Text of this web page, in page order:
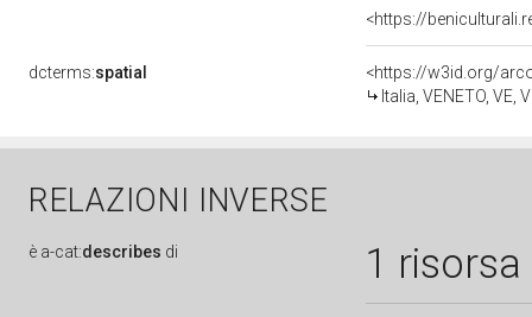
dcterms:spatial
<https://w3id.org/
Italia, VENETO, VE,
RELAZIONI INVERSE
è a-cat:describes di 1 risorsa